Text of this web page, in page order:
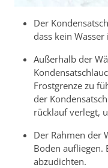
Der
dass kein
Außerhalb der
Frostgrenze zu
der
rücklauf verlegt,
Der Rahmen der
Boden aufliegen.
abzudichten.